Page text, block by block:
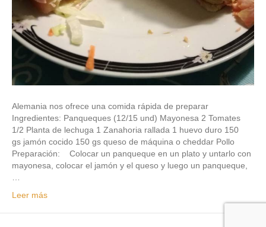
Alemania nos ofrece una comida rápida de preparar
Ingredientes: Panqueques (12/15 und) Mayonesa 2 Tomates
1/2 Planta de lechuga 1 Zanahoria rallada 1 huevo duro 150
gs jamón cocido 150 gs queso de máquina o cheddar Pollo
Preparación: Colocar un panqueque en un plato y untarlo con
mayonesa, colocar el jamón y el queso y luego un panqueque,
Leer más